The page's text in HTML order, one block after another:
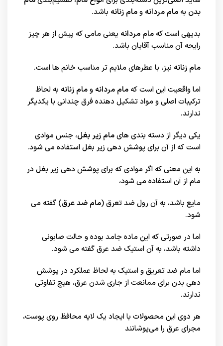
بدن به مام مردانه ومام زنانه باشد.
بدیهی است که مام مردانه یعنی مامی که پیش از هر چیز
رایحه آن مناسب آقایان باشد.
مام زنانه نیز، با عطرهای ملایم تر مناسب خانم ها است.
اما واقعیت این است که مام مردانه ومام زنانه به لحاظ
ترکیبات اصلی و مواد تشکیل دهنده فرق چندانی با یکدیگر
ندارند.
یکی دیگر از دسته بندی هایمام زیر بغل، جنس موادی
است که از آن برای پوشش دهی زیر بغل استفاده می شود.
به این معنی که اگر موادی که برای پوشش دهی زیر بغل در
مام از آن استفاده می شود،
مایع باشد، به آن رول ضد تعرق (مام ضد عرق) گفته می
شود.
اما در صورتی که این ماده جامد بوده و حالت صابونی
داشته باشد، به آن استیک ضد عرق گفته می شود.
اما مام ضد تعریق و استیک به لحاظ عملکرد در پوشش
دهی بدن برای ممانعت از جاری شدن عرق، هیچ تفاوتی
ندارند.
هر دوی این محصولات با ایجاد یک لایه محافظ روی پوست،
مجرای عرق را می‌پوشانند